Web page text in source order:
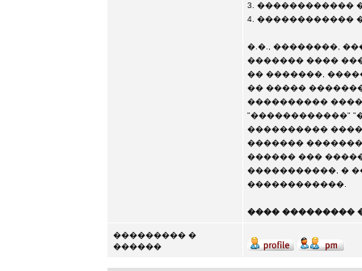
3. ������������
4. ������������
�.�., ��������,
������� ����
�� �������,
�� �����
����������
"������������"
����������
�������
������ ���
�����������, �
������������.
���� ���������
��������� �
������